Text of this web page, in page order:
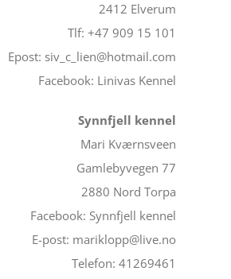
2412 Elverum
Tlf: +47 909 15 101
Epost: siv_c_lien@hotmail.com
Facebook: Linivas Kennel
Synnfjell kennel
Mari Kværnsveen
Gamlebyvegen 77
2880 Nord Torpa
Facebook: Synnfjell kennel
E-post: mariklopp@live.no
Telefon: 41269461